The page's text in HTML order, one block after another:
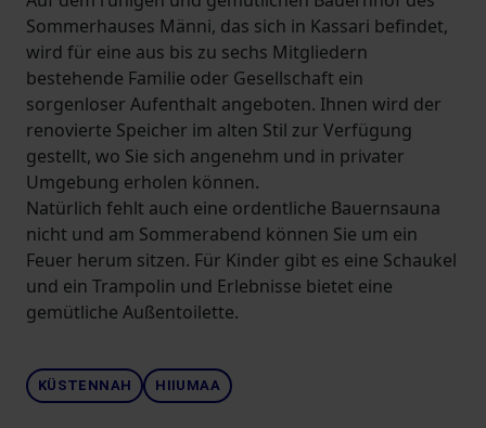
Sommerhauses Männi, das sich in Kassari befindet,
wird für eine aus bis zu sechs Mitgliedern
bestehende Familie oder Gesellschaft ein
sorgenloser Aufenthalt angeboten. Ihnen wird der
renovierte Speicher im alten Stil zur Verfügung
gestellt, wo Sie sich angenehm und in privater
Umgebung erholen können.
Natürlich fehlt auch eine ordentliche Bauernsauna
nicht und am Sommerabend können Sie um ein
Feuer herum sitzen. Für Kinder gibt es eine Schaukel
und ein Trampolin und Erlebnisse bietet eine
gemütliche Außentoilette.
KÜSTENNAH HIIUMAA